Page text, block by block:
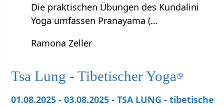
Die praktischen Übungen des Kundalini
Yoga umfassen Pranayama (…
Ramona Zeller
Tsa Lung - Tibetischer Yoga
01.08.2025 - 03.08.2025 - TSA LUNG - tibetische